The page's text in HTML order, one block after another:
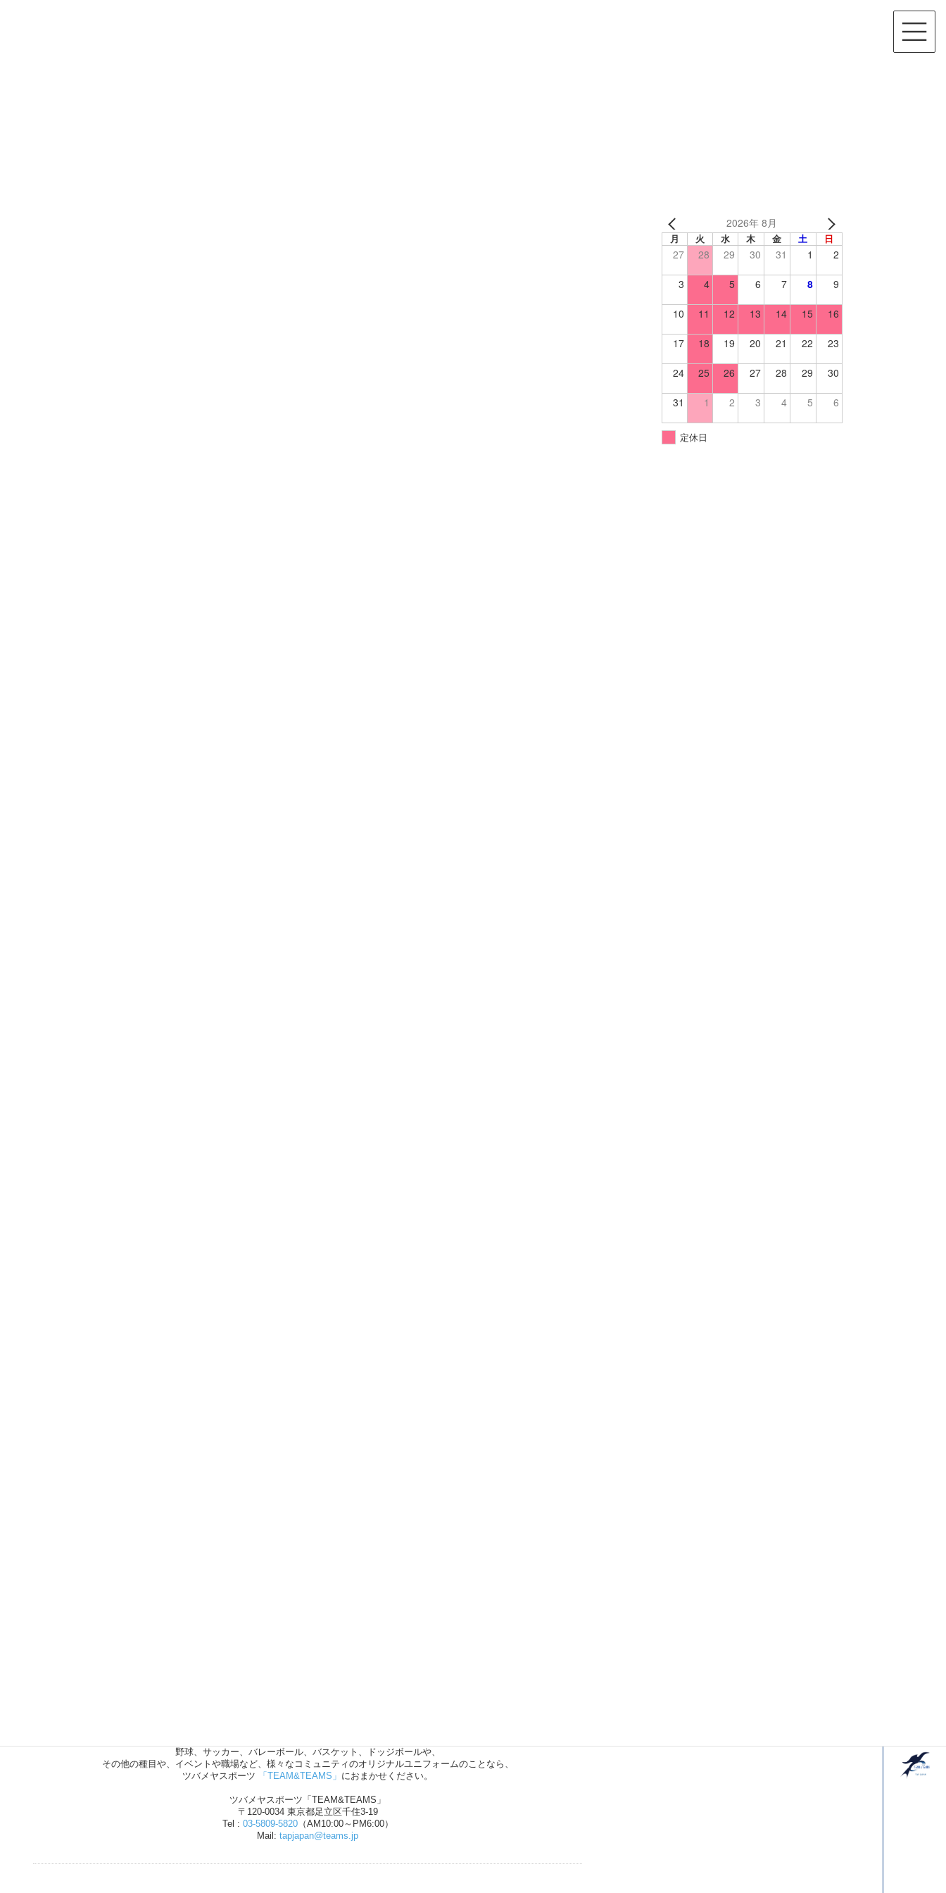
野球、サッカー、バレーボール、バスケット、ドッジボールや、
その他の種目や、イベントや職場など、様々なコミュニティのオリジナルユニフォームのことなら、
ツバメヤスポーツ
「TEAM&TEAMS」 におまかせください。
ツバメヤスポーツ「TEAM&TEAMS」
〒120-0034 東京都足立区千住3-19
Tel : 03-5809-5820（AM10:00～PM6:00）
Mail: tapjapan@teams.jp
2026年 8月
月 火 水 木 金 土 日
27 28 29 30 31 1 2
3 4 5 6 7 8 9
10 11 12 13 14 15 16
17 18 19 20 21 22 23
24 25 26 27 28 29 30
31 1 2 3 4 5 6
定休日